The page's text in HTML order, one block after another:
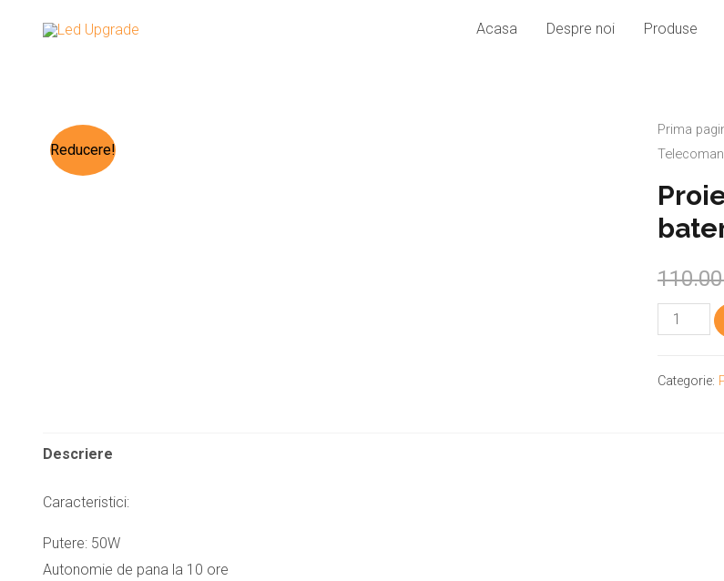
Acasa Despre noi Produse
Reducere!
Prima
Categorie:
Descriere
Caracteristici:
Putere: 50W
Autonomie de pana la 10 ore